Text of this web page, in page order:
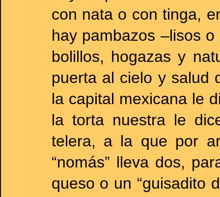
con nata o con tinga,
hay pambazos –lisos
bolillos, hogazas y
puerta al cielo y salud
la capital mexicana le
la torta nuestra le
telera, a la que por
“nomás” lleva dos,
queso o un “guisadito